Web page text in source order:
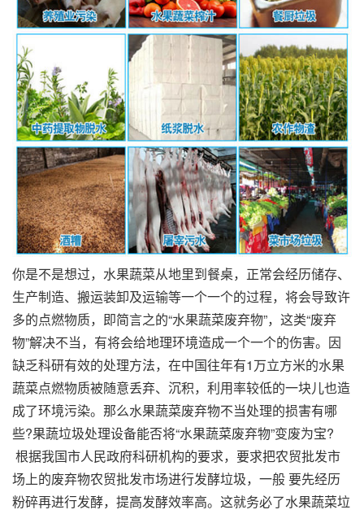
你是不是想过，水果蔬菜从地里到餐桌，正常会经历储存、
生产制造、搬运装卸及运输等一个一个的过程，将会导致许
多的点燃物质，即简言之的“水果蔬菜废弃物”，这类“废弃
物”解决不当，有将会给地理环境造成一个一个的伤害。因
缺乏科研有效的处理方法，在中国往年有1万立方米的水果
蔬菜点燃物质被随意丢弃、沉积，利用率较低的一块儿也造
成了环境污染。那么水果蔬菜废弃物不当处理的损害有哪
些?果蔬垃圾处理设备能否将“水果蔬菜废弃物”变废为宝?
根据我国市人民政府科研机构的要求，要求把农贸批发市
场上的废弃物农贸批发市场进行发酵垃圾，一般 要先经历
粉碎再进行发酵，提高发酵效率高。这就务必了水果蔬菜垃